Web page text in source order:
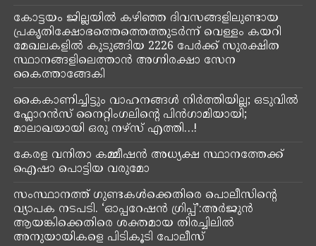
​കോട്ടയം ജില്ലയില്‍ കഴിഞ്ഞ ദിവസങ്ങളിലുണ്ടായ
പ്രകൃതിക്ഷോഭത്തെത്തെത്തുടര്‍ന്ന് വെള്ളം കയറി
മേഖലകളില്‍ കുടുങ്ങിയ 2226 പേര്‍ക്ക് സുരക്ഷിത
സ്ഥാനങ്ങളിലെത്താന്‍ അഗ്നിരക്ഷാ സേന
കൈത്താങ്ങേകി
കൈകാണിച്ചിട്ടും വാഹനങ്ങൾ നിർത്തിയില്ല; ഒടുവിൽ
ഫ്ലോറൻസ് നൈറ്റിംഗലിൻ്റെ പിൻഗാമിയായി;
മാലാഖയായി ഒരു നഴ്‌സ് എത്തി…!
കേരള വനിതാ കമ്മീഷൻ അധ്യക്ഷ സ്ഥാനത്തേക്ക്
ഐഷാ പൊട്ടിയ വരുമോ
സംസ്ഥാനത്ത് ഗുണ്ടകൾക്കെതിരെ പൊലീസിന്റെ
വ്യാപക നടപടി. ‘ഓപ്പറേഷൻ ഗ്രിപ്പ്’:അർജുൻ
ആയങ്കിക്കെതിരെ ശക്തമായ തിരച്ചിലിൽ
അനുയായികളെ പിടികൂടി പോലീസ്